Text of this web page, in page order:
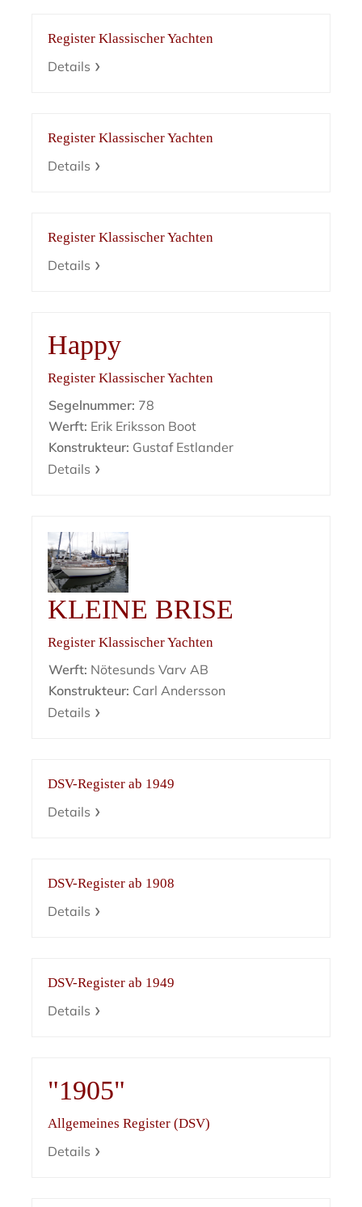
Register Klassischer Yachten
Details
Register Klassischer Yachten
Details
Register Klassischer Yachten
Details
Happy
Register Klassischer Yachten
Segelnummer: 78
Werft: Erik Eriksson Boot
Konstrukteur: Gustaf Estlander
Details
KLEINE BRISE
Register Klassischer Yachten
Werft: Nötesunds Varv AB
Konstrukteur: Carl Andersson
Details
DSV-Register ab 1949
Details
DSV-Register ab 1908
Details
DSV-Register ab 1949
Details
"1905"
Allgemeines Register (DSV)
Details